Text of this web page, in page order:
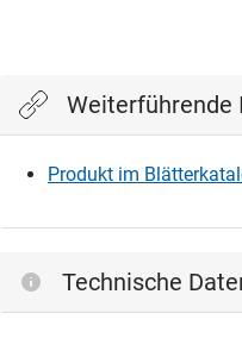
Weiterführende
Produkt im
Technische